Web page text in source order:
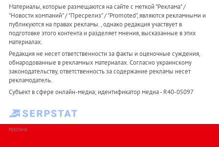
Материалы, которые размещаются на сайте с меткой "Реклама" /
"Новости компаний" / "Пресрелиз" / "Promoted", являются рекламными и
публикуются на правах рекламы. , однако редакция участвует в
подготовке этого контента и разделяет мнения, высказанные в этих
материалах.
Редакция не несет ответственности за факты и оценочные суждения,
обнародованные в рекламных материалах. Согласно украинскому
законодательству, ответственность за содержание рекламы несет
рекламодатель.
Субъект в сфере онлайн-медиа; идентификатор медиа - R40-05097
РЕКЛАМА